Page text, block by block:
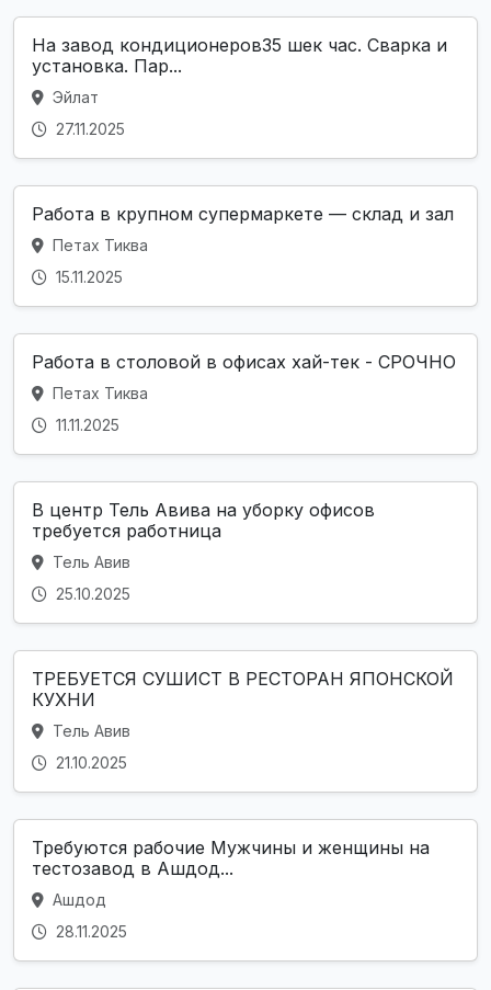
На завод кондиционеров35 шек час. Сварка и
установка. Пар...
Эйлат
27.11.2025
Работа в крупном супермаркете — склад и зал
Петах Тиква
15.11.2025
Работа в столовой в офисах хай-тек - СРОЧНО
Петах Тиква
11.11.2025
В центр Тель Авива на уборку офисов
требуется работница
Тель Авив
25.10.2025
ТРЕБУЕТСЯ СУШИСТ В РЕСТОРАН ЯПОНСКОЙ
КУХНИ
Тель Авив
21.10.2025
Требуются рабочие Мужчины и женщины на
тестозавод в Ашдод...
Ашдод
28.11.2025